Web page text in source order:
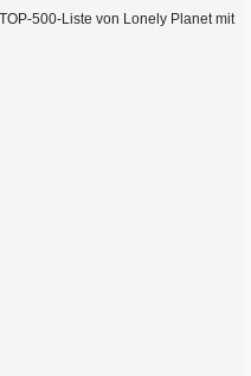
500-Liste von Lonely Planet mit